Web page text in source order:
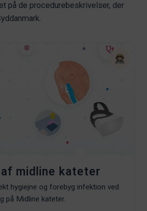
på de procedurebeskrivelser, der
midline kateter
hygiejne og forebyg infektion ved
på Midline kateter.